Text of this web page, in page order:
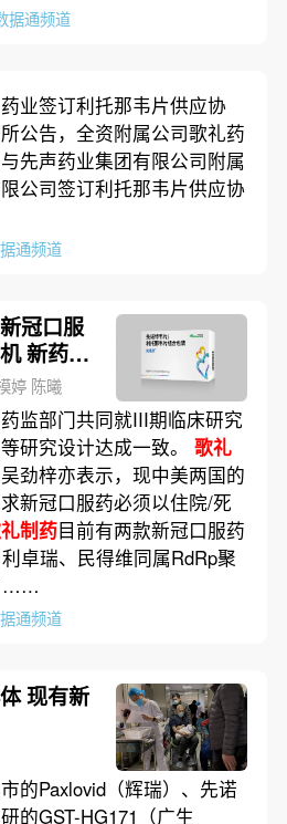
据通频道
业签订利托那韦片供应协
公告，全资附属公司歌礼药
先声药业集团有限公司附属
公司签订利托那韦片供应协
通频道
冠口服
新药研
婷 陈曦
监部门共同就III期临床研究
研究设计达成一致。 歌礼
劲梓亦表示，现中美两国的
新冠口服药必须以住院/死
制药目前有两款新冠口服药
卓瑞、民得维同属RdRp聚
通频道
现有新
的Paxlovid（辉瑞）、先诺
的GST-HG171（广生